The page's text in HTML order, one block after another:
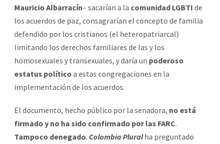
Mauricio Albarracín– sacarían a la comunidad LGBTI de
los acuerdos de paz, consagrarían el concepto de familia
defendido por los cristianos (el heteropatriarcal)
limitando los derechos familiares de las y los
homosexuales y transexuales, y daría un poderoso
estatus político a estas congregaciones en la
implementación de los acuerdos.
El documento, hecho público por la senadora, no está
firmado y no ha sido confirmado por las FARC.
Tampoco denegado. Colombia Pluralha preguntado